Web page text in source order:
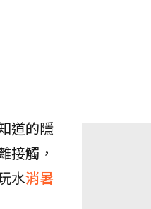
道的隱
接觸，
水消暑